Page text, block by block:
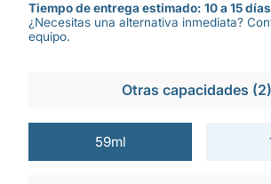
Tiempo de entrega estimado: 10 a 15
¿Necesitas una alternativa inmediata?
equipo.
Otras capacidades
59ml